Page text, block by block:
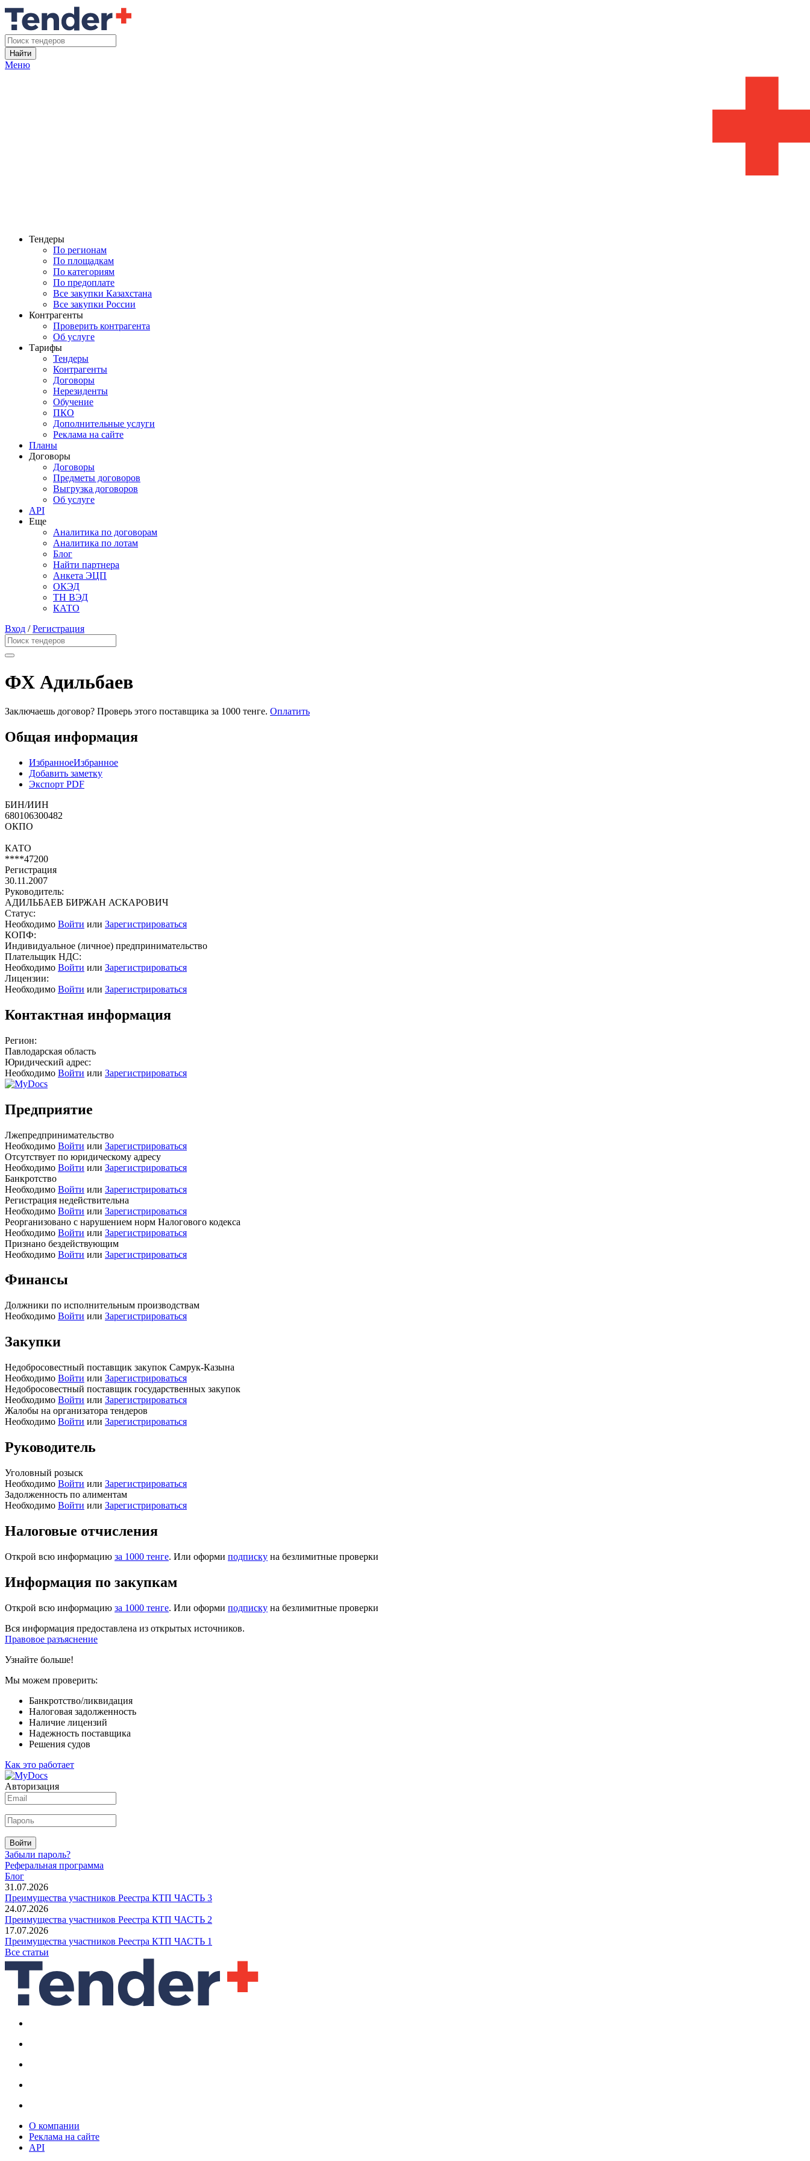
Найти
Меню
Тендеры
По регионам
По площадкам
По категориям
По предоплате
Все закупки Казахстана
Все закупки России
Контрагенты
Проверить контрагента
Об услуге
Тарифы
Тендеры
Контрагенты
Договоры
Нерезиденты
Обучение
ПКО
Дополнительные услуги
Реклама на сайте
Планы
Договоры
Договоры
Предметы договоров
Выгрузка договоров
Об услуге
API
Еще
Аналитика по договорам
Аналитика по лотам
Блог
Найти партнера
Анкета ЭЦП
ОКЭД
ТН ВЭД
КАТО
Вход /Регистрация
ФХ Адильбаев
Заключаешь договор? Проверь этого поставщика за 1000 тенге. Оплатить
Общая информация
ИзбранноеИзбранное
Добавить заметку
Экспорт PDF
БИН/ИИН
680106300482
ОКПО
КАТО
****47200
Регистрация
30.11.2007
Руководитель:
АДИЛЬБАЕВ БИРЖАН АСКАРОВИЧ
Статус:
Необходимо Войти или Зарегистрироваться
КОПФ:
Индивидуальное (личное) предпринимательство
Плательщик НДС:
Необходимо Войти или Зарегистрироваться
Лицензии:
Необходимо Войти или Зарегистрироваться
Контактная информация
Регион:
Павлодарская область
Юридический адрес:
Необходимо Войти или Зарегистрироваться
Предприятие
Лжепредпринимательство
Необходимо Войти или Зарегистрироваться
Отсутствует по юридическому адресу
Необходимо Войти или Зарегистрироваться
Банкротство
Необходимо Войти или Зарегистрироваться
Регистрация недействительна
Необходимо Войти или Зарегистрироваться
Реорганизовано с нарушением норм Налогового кодекса
Необходимо Войти или Зарегистрироваться
Признано бездействующим
Необходимо Войти или Зарегистрироваться
Финансы
Должники по исполнительным производствам
Необходимо Войти или Зарегистрироваться
Закупки
Недобросовестный поставщик закупок Самрук-Казына
Необходимо Войти или Зарегистрироваться
Недобросовестный поставщик государственных закупок
Необходимо Войти или Зарегистрироваться
Жалобы на организатора тендеров
Необходимо Войти или Зарегистрироваться
Руководитель
Уголовный розыск
Необходимо Войти или Зарегистрироваться
Задолженность по алиментам
Необходимо Войти или Зарегистрироваться
Налоговые отчисления
Открой всю информацию за 1000 тенге. Или оформи подписку на безлимитные проверки
Информация по закупкам
Открой всю информацию за 1000 тенге. Или оформи подписку на безлимитные проверки
Вся информация предоставлена из открытых источников.
Правовое разъяснение
Узнайте больше!
Мы можем проверить:
Банкротство/ликвидация
Налоговая задолженность
Наличие лицензий
Надежность поставщика
Решения судов
Как это работает
Авторизация
Войти
Забыли пароль?
Реферальная программа
Блог
31.07.2026
Преимущества участников Реестра КТП ЧАСТЬ 3
24.07.2026
Преимущества участников Реестра КТП ЧАСТЬ 2
17.07.2026
Преимущества участников Реестра КТП ЧАСТЬ 1
Все статьи
О компании
Реклама на сайте
API